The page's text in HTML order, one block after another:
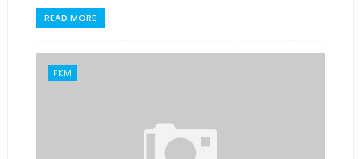
READ MORE
FKM